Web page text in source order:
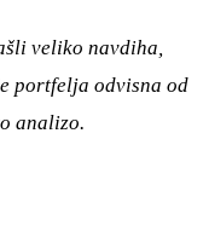
veliko navdiha,
portfelja odvisna od
analizo.